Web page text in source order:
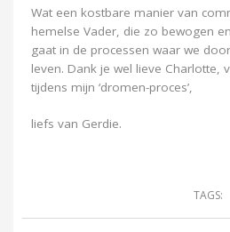
Wat een kostbare manier van
hemelse Vader, die zo bewogen
gaat in de processen waar we
leven. Dank je wel lieve Charlotte,
tijdens mijn ‘dromen-proces’,
liefs van Gerdie.
TAGS: